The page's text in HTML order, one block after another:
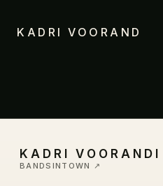
KADRI VOORAND
KADRI
BANDSINTOWN ↗